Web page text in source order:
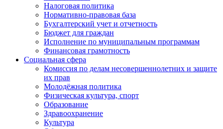
Налоговая политика
Нормативно-правовая база
Бухгалтерский учет и отчетность
Бюджет для граждан
Исполнение по муниципальным программам
Финансовая грамотность
Социальная сфера
Комиссия по делам несовершеннолетних и защите
их прав
Молодёжная политика
Физическая культура, спорт
Образование
Здравоохранение
Культура